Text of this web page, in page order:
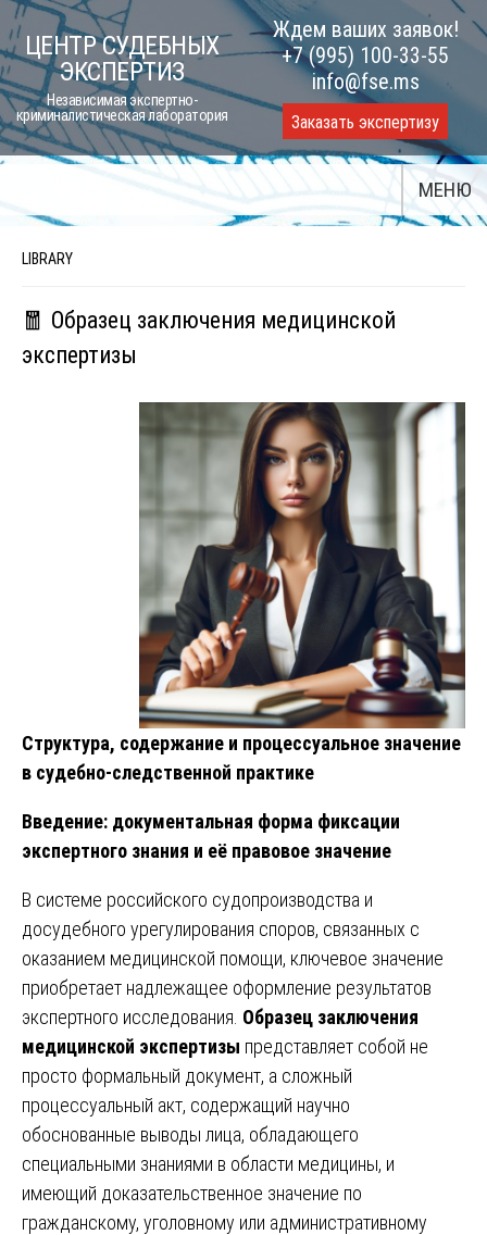
Skip
to
content
ЦЕНТР СУДЕБНЫХ
ЭКСПЕРТИЗ
Независимая экспертно-
криминалистическая лаборатория
Ждем ваших заявок!
+7 (995) 100-33-55
info@fse.ms
Заказать экспертизу
МЕНЮ
LIBRARY
🧧 Образец заключения медицинской
экспертизы
Структура, содержание и процессуальное значение
в судебно-следственной практике
Введение: документальная форма фиксации
экспертного знания и её правовое значение
В системе российского судопроизводства и
досудебного урегулирования споров, связанных с
оказанием медицинской помощи, ключевое значение
приобретает надлежащее оформление результатов
экспертного исследования. Образец заключения
медицинской экспертизы представляет собой не
просто формальный документ, а сложный
процессуальный акт, содержащий научно
обоснованные выводы лица, обладающего
специальными знаниями в области медицины, и
имеющий доказательственное значение по
гражданскому, уголовному или административному